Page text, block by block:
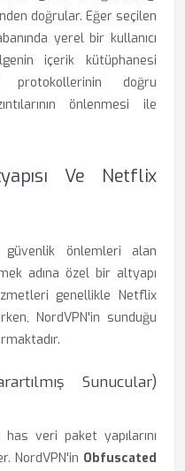
doğrular. Eğer seçilen
yerel bir kullanıcı
içerik kütüphanesi
doğru
önlenmesi ile
Ve Netflix
önlemleri alan
adına özel bir altyapı
genellikle Netflix
NordVPN'in sunduğu
Sunucular)
veri paket yapılarını
NordVPN'in Obfuscated